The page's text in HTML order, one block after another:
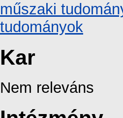
műszaki
tudományok
Kar
Nem releváns